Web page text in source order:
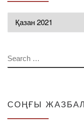
SEARCH
СОҢҒЫ